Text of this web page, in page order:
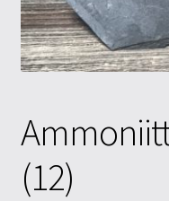
Tietosuojaseloste
Tuotteet
(12)